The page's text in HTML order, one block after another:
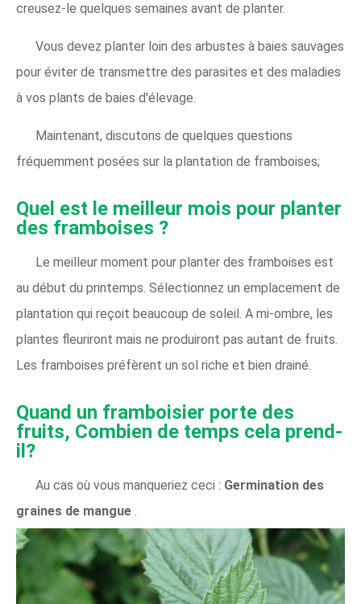
creusez-le quelques semaines avant de planter.
Vous devez planter loin des arbustes à baies sauvages
pour éviter de transmettre des parasites et des maladies
à vos plants de baies d'élevage.
Maintenant, discutons de quelques questions
fréquemment posées sur la plantation de framboises;
Quel est le meilleur mois pour planter
des framboises ?
Le meilleur moment pour planter des framboises est
au début du printemps. Sélectionnez un emplacement de
plantation qui reçoit beaucoup de soleil. A mi-ombre, les
plantes fleuriront mais ne produiront pas autant de fruits.
Les framboises préfèrent un sol riche et bien drainé.
Quand un framboisier porte des
fruits, Combien de temps cela prend-
il?
Au cas où vous manqueriez ceci : Germination des
graines de mangue .